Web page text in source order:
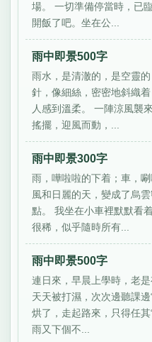
場。 一切準備停當時，已
開飯了吧。坐在公...
雨中即景500字
雨水，是清澈的，是空靈
針，像細絲，密密地斜織
人感到溫柔。 一陣涼風襲
搖擺，迎風而動，...
雨中即景300字
雨，嘩啦啦的下着；車，
風和日麗的天，變成了烏
點。 我坐在小車裡默默看
很稀，似乎隨時所有...
雨中即景500字
連日來，早晨上學時，老
天天被打濕，次次邊聽課
烘了，走起路來，只得任
雨又下個不...